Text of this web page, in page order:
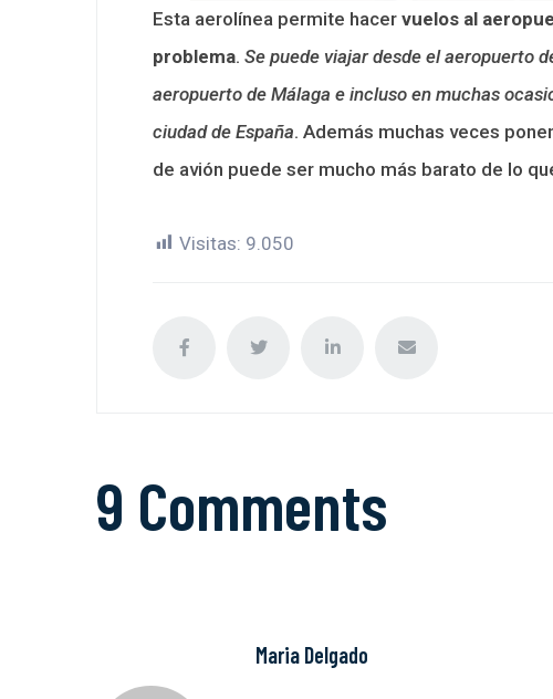
Esta aerolínea permite hacer vuelos al
problema. Se puede viajar desde el aeropuerto
aeropuerto de Málaga e incluso en muchas
ciudad de España. Además muchas veces
de avión puede ser mucho más barato de lo
Visitas: 9.050
9 Comments
Maria Delgado